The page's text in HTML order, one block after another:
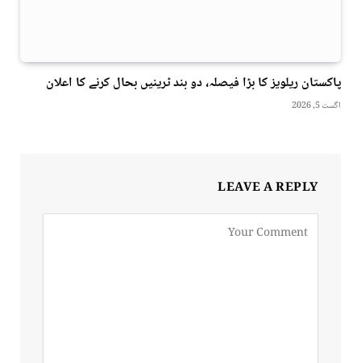
پاکستان ریلویز کا بڑا فیصلہ، دو بند ٹرینیں بحال کرنے کا اعلان
اگست 5, 2026
LEAVE A REPLY